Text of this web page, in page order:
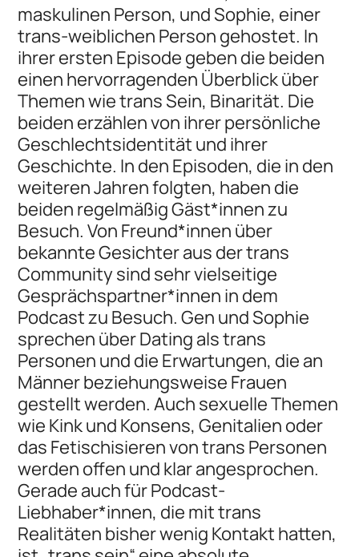
maskulinen Person, und Sophie, einer
trans-weiblichen Person gehostet. In
ihrer ersten Episode geben die beiden
einen hervorragenden Überblick über
Themen wie trans Sein, Binarität. Die
beiden erzählen von ihrer persönliche
Geschlechtsidentität und ihrer
Geschichte. In den Episoden, die in den
weiteren Jahren folgten, haben die
beiden regelmäßig Gäst*innen zu
Besuch. Von Freund*innen über
bekannte Gesichter aus der trans
Community sind sehr vielseitige
Gesprächspartner*innen in dem
Podcast zu Besuch. Gen und Sophie
sprechen über Dating als trans
Personen und die Erwartungen, die an
Männer beziehungsweise Frauen
gestellt werden. Auch sexuelle Themen
wie Kink und Konsens, Genitalien oder
das Fetischisieren von trans Personen
werden offen und klar angesprochen.
Gerade auch für Podcast-
Liebhaber*innen, die mit trans
Realitäten bisher wenig Kontakt hatten,